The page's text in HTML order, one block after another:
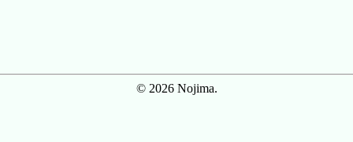
© 2026 Nojima.